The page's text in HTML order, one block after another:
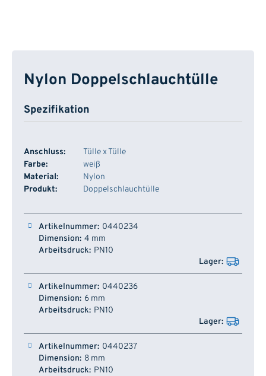
Nylon Doppelschlauchtülle
Spezifikation
Anschluss:
Tülle x Tülle
Farbe:
weiß
Material:
Nylon
Produkt:
Doppelschlauchtülle
Artikelnummer Dimension
0440234
4 mm
PN10
0440236
6 mm
PN10
0440237
8 mm
PN10